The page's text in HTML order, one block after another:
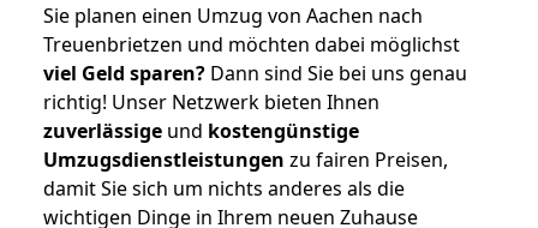
Sie planen einen Umzug von Aachen nach
Treuenbrietzen und möchten dabei möglichst
viel Geld sparen? Dann sind Sie bei uns genau
richtig! Unser Netzwerk bieten Ihnen
zuverlässige und kostengünstige
Umzugsdienstleistungen zu fairen Preisen,
damit Sie sich um nichts anderes als die
wichtigen Dinge in Ihrem neuen Zuhause